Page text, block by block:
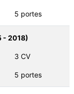
5 portes
- 2018)
3 CV
5 portes